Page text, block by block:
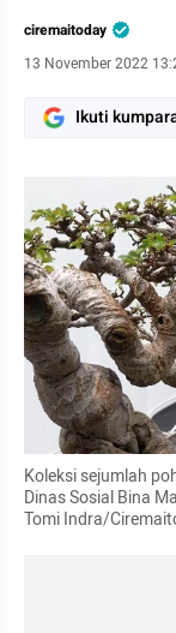
ciremaitoday
13 November 2022
Ikuti
Koleksi sejumlah
Dinas Sosial Bina
Tomi Indra/